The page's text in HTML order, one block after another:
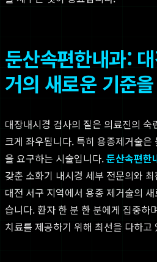
둔산속편한내과:
거의 새로운 기준
대장내시경 검사의 질은 의료진의
크게 좌우됩니다. 특히 용종제거술은
을 요구하는 시술입니다.둔산속편한
갖춘 소화기 내시경 세부 전문의와
대전 서구 지역에서 용종 제거술의
습니다. 환자 한 분 한 분에게 집중하
치료를 제공하기 위해 최선을 다하고